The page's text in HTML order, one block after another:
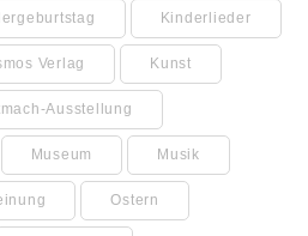
Kinderlieder
Verlag Kunst
Ausstellung
Museum Musik
Ostern